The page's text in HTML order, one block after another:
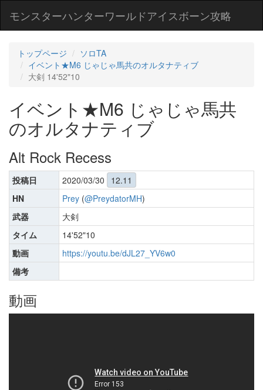
モンスターハンターワールドアイスボーン攻略
トップページ
ソロTA
イベント★M6 じゃじゃ馬共のオルタナティブ
大剣 14'52"10
イベント★M6 じゃじゃ馬共
のオルタナティブ
Alt Rock Recess
投稿日 2020/03/30
12.11
HN
Prey (@PreydatorMH)
武器
大剣
タイム
14'52"10
動画
https://youtu.be/dJL27_YV6w0
備考
動画